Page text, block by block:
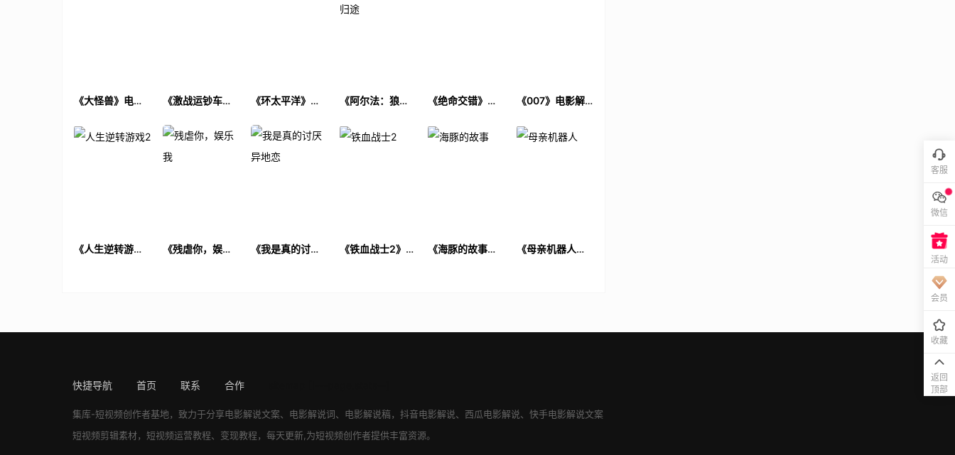
《大怪兽》电影
《激战运钞车》
《环太平洋》电
《阿尔法：狼伴
文案
《绝命交错》电
《007》电影解
《人生逆转游戏
《残虐你，娱乐
《我是真的讨厌
《铁血战士2》电
《海豚的故事》
《母亲机器人》
快捷导航 首页 联系 合作
集库-短视频创作者基地，致力于分享电影解说文案、 电影解说词、 电影解说稿， 抖音电影解说、 西瓜电影解说、 快手电影解说文案
短视频剪辑素材，短视频运营教程、变现教程，每天更新,为短视频创作者提供丰富资源。
客服
微信
活动
会员
收藏
返回
顶部